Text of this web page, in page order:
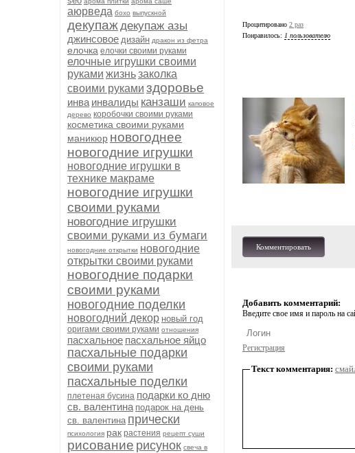
аюрведа бохо выпускной
декупаждекупаж азы
джинсовое дизайн дракон из фетра
елочка елочки своими руками
елочные игрушки своими
руками жизньзаколка
своими руками здоровье
инва инвалиды канзаши каповое
дерево коробочки своими руками
косметика своими руками
маникюр новогоднее
новогодние игрушки
новогодние игрушки в
технике макраме
новогодние игрушки
своими руками
новогодние игрушки
своими руками из бумаги
новогодние открытки новогодние
открытки своими руками
новогодние подарки
своими руками
новогодние поделки
новогодний декор новый год
оригами своими руками отношения
пасхальное пасхальное яйцо
пасхальные подарки
своими руками
пасхальные поделки
плетеная бусина подарки ко дню
св. валентина подарок на день
св. валентина прически
психология рак растения рецепт суши
рисование рисунок свеча в
Процитировано 2 раз
Понравилось: 1 пользователю
Комментировать
Добавить комментарий:
Введите свое имя и пароль на
Регистрация
Текст комментария: